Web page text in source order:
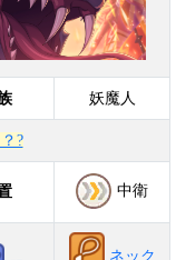
妖魔人
?
中衛
ネック